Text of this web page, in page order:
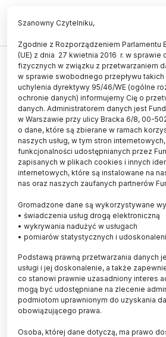
POPULARYZACJA
Popularyzator Nauki
zwycięzców poznamy
grudnia
04.12.2024
aktualizacja: 04.12.2024
4 minuty czytania
Szanowny Czytelniku,
Zgodnie z Rozporządzeniem Parlamentu
(UE) z dnia 27 kwietnia 2016 r. w sprawie
fizycznych w związku z przetwarzaniem
w sprawie swobodnego przepływu takich
uchylenia dyrektywy 95/46/WE (ogólne
ochronie danych) informujemy Cię o
danych. Administratorem danych jest
w Warszawie przy ulicy Bracka 6/8, 00-
o dane, które są zbierane w ramach
naszych usług, w tym stron
funkcjonalności udostępnianych przez
zapisanych w plikach cookies i innych
internetowych, które są instalowane na
nas oraz naszych zaufanych partnerów
Gromadzone dane są wykorzystywane
• świadczenia usług drogą elektroniczną
• wykrywania nadużyć w usługach
• pomiarów statystycznych i
Podstawą prawną przetwarzania danych
usługi i jej doskonalenie, a także
co stanowi prawnie uzasadniony interes
mogą być udostępniane na zlecenie
podmiotom uprawnionym do uzyskania
obowiązującego prawa.
Osoba, której dane dotyczą, ma prawo